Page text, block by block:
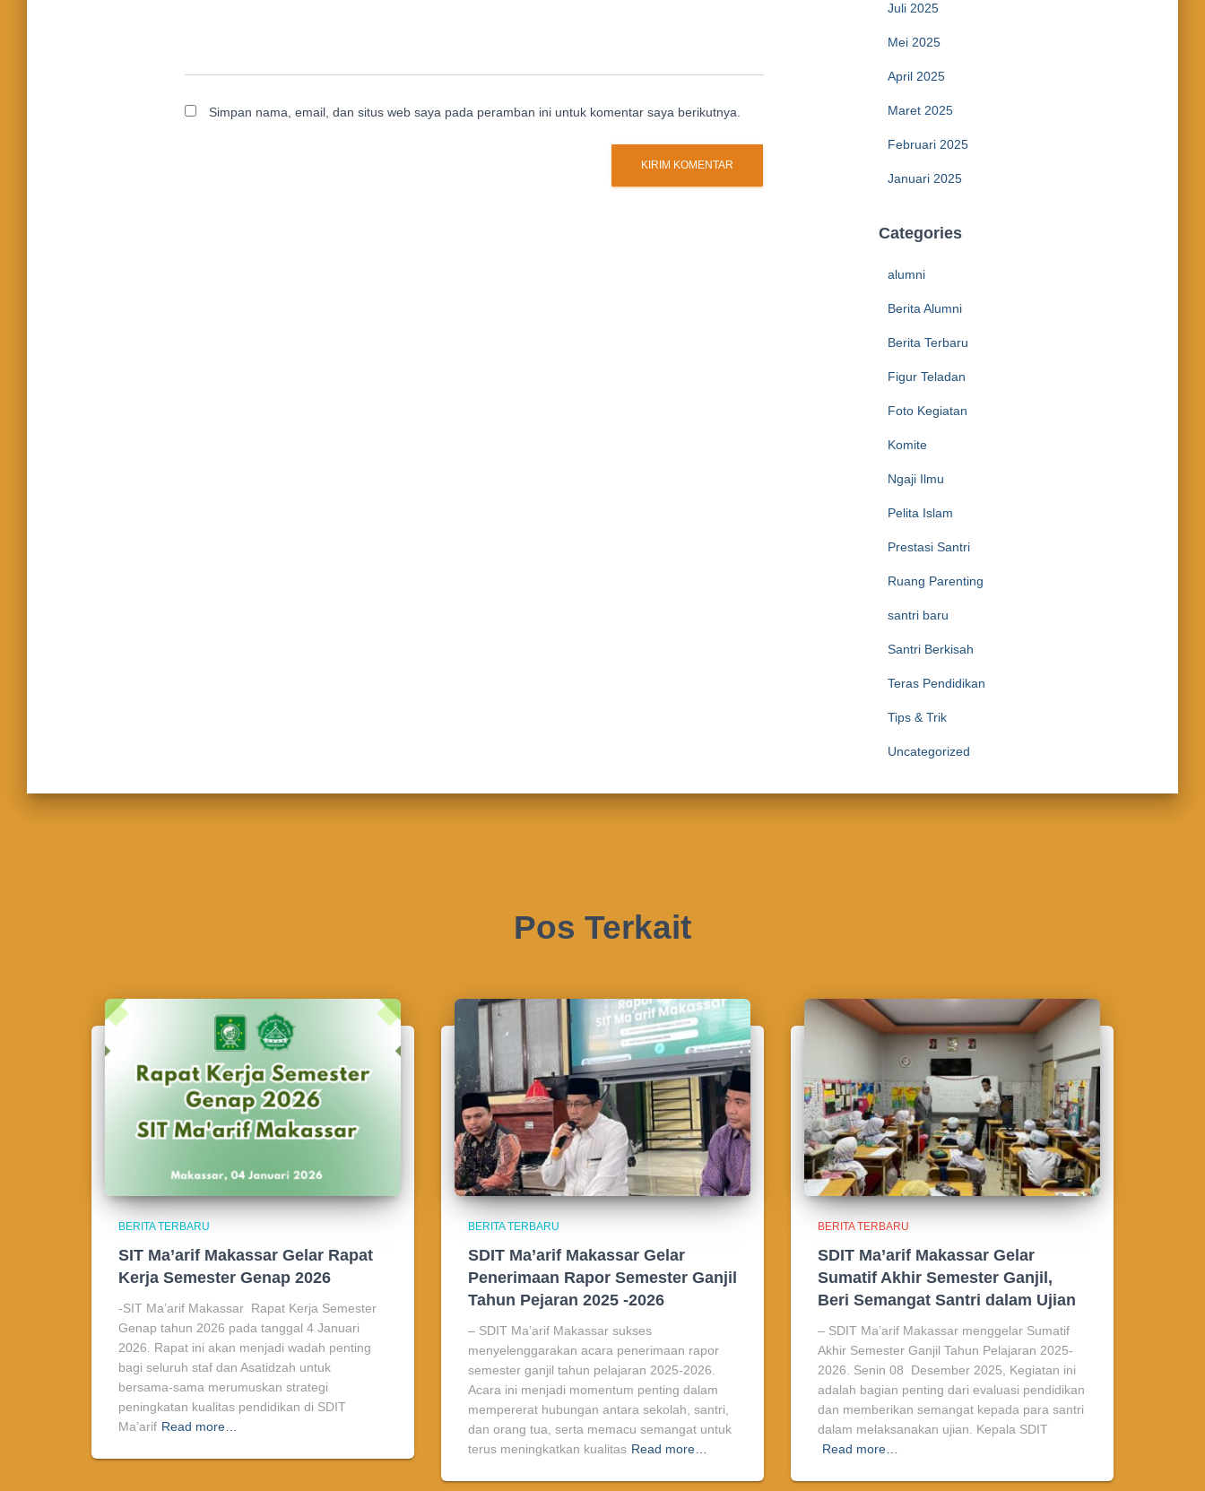
Simpan nama, email, dan situs web saya pada peramban ini untuk komentar saya berikutnya.
Juli 2025
Mei 2025
April 2025
Maret 2025
Februari 2025
Januari 2025
Categories
alumni
Berita Alumni
Berita Terbaru
Figur Teladan
Foto Kegiatan
Komite
Ngaji Ilmu
Pelita Islam
Prestasi Santri
Ruang Parenting
santri baru
Santri Berkisah
Teras Pendidikan
Tips & Trik
Uncategorized
Pos Terkait
BERITA TERBARU
SIT Ma’arif Makassar Gelar Rapat
Kerja Semester Genap 2026
-SIT Ma’arif Makassar Rapat Kerja Semester
Genap tahun 2026 pada tanggal 4 Januari
2026. Rapat ini akan menjadi wadah penting
bagi seluruh staf dan Asatidzah untuk
bersama-sama merumuskan strategi
peningkatan kualitas pendidikan di SDIT
Ma’arif Read more…
BERITA TERBARU
SDIT Ma’arif Makassar Gelar
Penerimaan Rapor Semester Ganjil
Tahun Pejaran 2025 -2026
– SDIT Ma’arif Makassar sukses
menyelenggarakan acara penerimaan rapor
semester ganjil tahun pelajaran 2025-2026.
Acara ini menjadi momentum penting dalam
mempererat hubungan antara sekolah, santri,
dan orang tua, serta memacu semangat untuk
terus meningkatkan kualitas Read more…
BERITA TERBARU
SDIT Ma’arif Makassar Gelar
Sumatif Akhir Semester Ganjil,
Beri Semangat Santri dalam Ujian
– SDIT Ma’arif Makassar menggelar Sumatif
Akhir Semester Ganjil Tahun Pelajaran 2025-
2026. Senin 08 Desember 2025, Kegiatan ini
adalah bagian penting dari evaluasi pendidikan
dan memberikan semangat kepada para santri
dalam melaksanakan ujian. Kepala SDIT
Read more…